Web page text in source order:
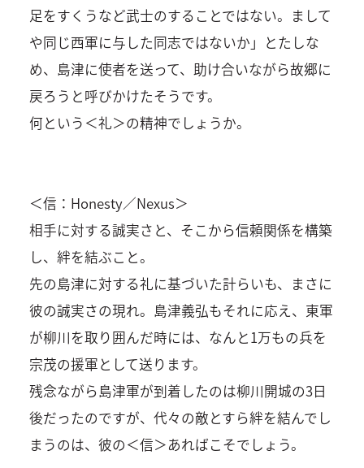
足をすくうなど武士のすることではない。まして
や同じ西軍に与した同志ではないか」とたしな
め、島津に使者を送って、助け合いながら故郷に
戻ろうと呼びかけたそうです。
何という＜礼＞の精神でしょうか。
＜信：Honesty／Nexus＞
相手に対する誠実さと、そこから信頼関係を構築
し、絆を結ぶこと。
先の島津に対する礼に基づいた計らいも、まさに
彼の誠実さの現れ。島津義弘もそれに応え、東軍
が柳川を取り囲んだ時には、なんと1万もの兵を
宗茂の援軍として送ります。
残念ながら島津軍が到着したのは柳川開城の3日
後だったのですが、代々の敵とすら絆を結んでし
まうのは、彼の＜信＞あればこそでしょう。